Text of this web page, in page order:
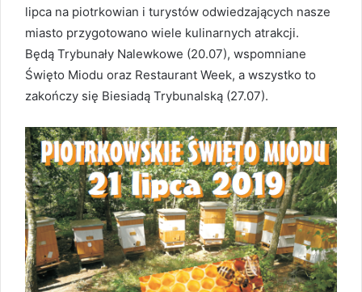
lipca na piotrkowian i turystów odwiedzających nasze
miasto przygotowano wiele kulinarnych atrakcji.
Będą Trybunały Nalewkowe (20.07), wspomniane
Święto Miodu oraz Restaurant Week, a wszystko to
zakończy się Biesiadą Trybunalską (27.07).